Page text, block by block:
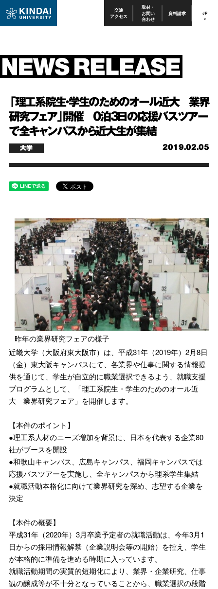
交通
アクセス
取材・
お問い
合わせ
資料請求 JP
「理工系院生・学生のためのオール近大 業界
研究フェア」開催 0泊3日の応援バスツアー
で全キャンパスから近大生が集結
2019.02.05
大学
昨年の業界研究フェアの様子
近畿大学（大阪府東大阪市）は、平成31年（2019年）2月8日
（金）東大阪キャンパスにて、各業界や仕事に関する情報提
供を通じて、学生が自立的に職業選択できるよう、就職支援
プログラムとして、「理工系院生・学生のためのオール近
大 業界研究フェア」を開催します。
【本件のポイント】
●理工系人材のニーズ増加を背景に、日本を代表する企業80
社がブースを開設
●和歌山キャンパス、広島キャンパス、福岡キャンパスでは
応援バスツアーを実施し、全キャンパスから理系学生集結
●就職活動本格化に向けて業界研究を深め、志望する企業を
決定
【本件の概要】
平成31年（2020年）3月卒業予定者の就職活動は、今年3月1
日からの採用情報解禁（企業説明会等の開始）を控え、学生
が本格的に準備を進める時期に入っています。
就職活動期間の実質的短期化により、業界・企業研究、仕事
観の醸成等が不十分となっていることから、職業選択の段階